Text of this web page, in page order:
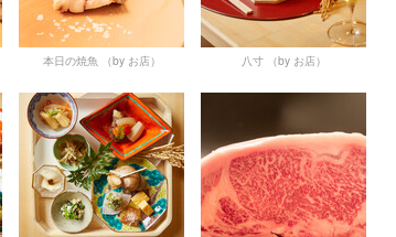
本日の焼魚 （by お店） 八寸 （by お店）